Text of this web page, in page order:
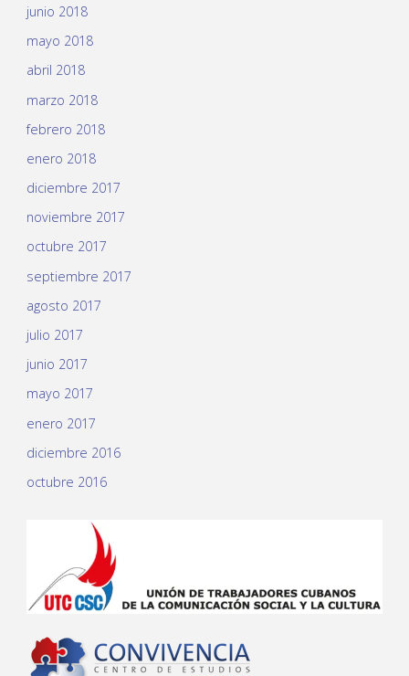
junio 2018
mayo 2018
abril 2018
marzo 2018
febrero 2018
enero 2018
diciembre 2017
noviembre 2017
octubre 2017
septiembre 2017
agosto 2017
julio 2017
junio 2017
mayo 2017
enero 2017
diciembre 2016
octubre 2016